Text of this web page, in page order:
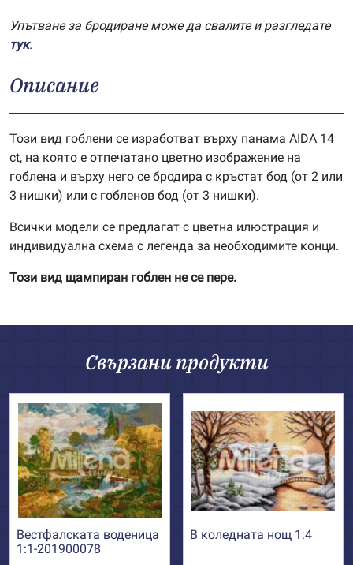
Упътване за бродиране може да свалите и разгледате
тук.
Описание
Този вид гоблени се изработват върху панама AIDA 14
ct, на която е отпечатано цветно изображение на
гоблена и върху него се бродира с кръстат бод (от 2 или
3 нишки) или с гобленов бод (от 3 нишки).
Всички модели се предлагат с цветна илюстрация и
индивидуална схема с легенда за необходимите конци.
Този вид щампиран гоблен не се пере.
Свързани продукти
Вестфалската воденица
1:1-201900078
В коледната нощ 1:4